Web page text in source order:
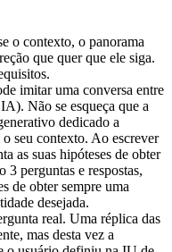
o contexto, o panorama
que quer que ele siga.
imitar uma conversa entre
Não se esqueça que a
dedicado a
seu contexto. Ao escrever
as suas hipóteses de obter
3 perguntas e respostas,
de obter sempre uma
desejada.
real. Uma réplica das
mas desta vez a